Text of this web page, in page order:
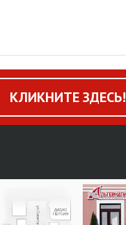
КЛИКНИТЕ ЗДЕСЬ!